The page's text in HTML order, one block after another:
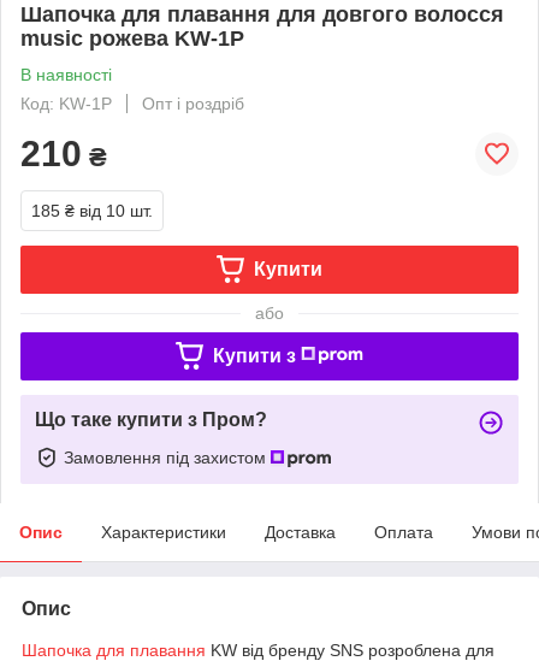
Шапочка для плавання для довгого волосся
music рожева KW-1Р
В наявності
Код: KW-1Р
Опт і роздріб
210 ₴
185 ₴ від 10 шт.
Купити
або
Купити з
Що таке купити з Пром?
Замовлення під захистом
Опис Характеристики Доставка Оплата Умови
Опис
Шапочка для плавання KW від бренду SNS розроблена для